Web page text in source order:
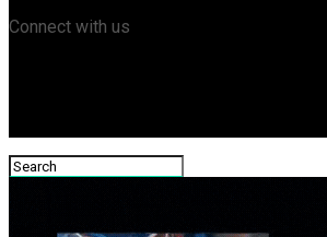
Connect with us